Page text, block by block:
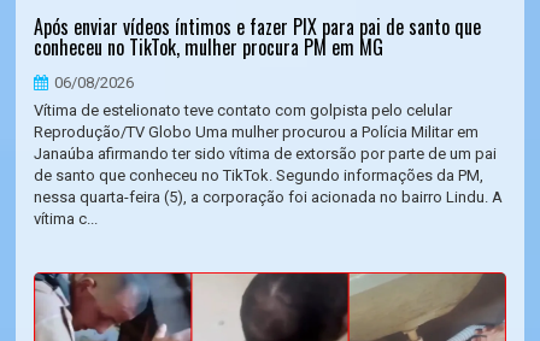
Após enviar vídeos íntimos e fazer PIX para pai de santo que
conheceu no TikTok, mulher procura PM em MG
06/08/2026
Vítima de estelionato teve contato com golpista pelo celular
Reprodução/TV Globo Uma mulher procurou a Polícia Militar em
Janaúba afirmando ter sido vítima de extorsão por parte de um pai
de santo que conheceu no TikTok. Segundo informações da PM,
nessa quarta-feira (5), a corporação foi acionada no bairro Lindu. A
vítima c...